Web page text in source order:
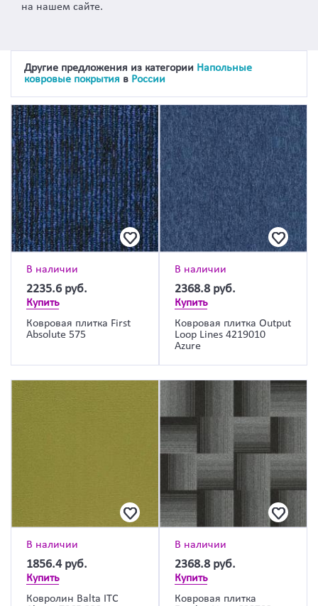
на нашем сайте.
Другие предложения из категории Напольные
ковровые покрытия в России
В наличии
2235.6 руб.
Купить
Ковровая плитка First
Absolute 575
В наличии
2368.8 руб.
Купить
Ковровая плитка Output
Loop Lines 4219010
Azure
В наличии
1856.4 руб.
Купить
Ковролин Balta ITC
В наличии
2368.8 руб.
Купить
Ковровая плитка